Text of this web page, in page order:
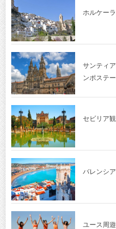
ホルケー
サンティ
ンポステ
セビリア
バレンシア
ユース周